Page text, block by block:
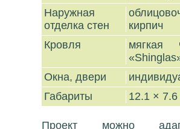
Наружная
отделка стен
кирпич
Кровля
мягкая
Окна, двери
Габариты
12.1 ×
Проект можно